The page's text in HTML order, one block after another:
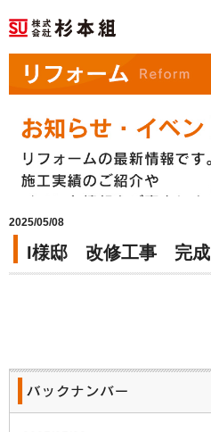
2025/05/08
I様邸 改修工事 完成